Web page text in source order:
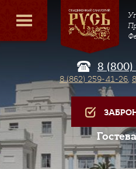
8 (800)
8 (862) 259-41-26,